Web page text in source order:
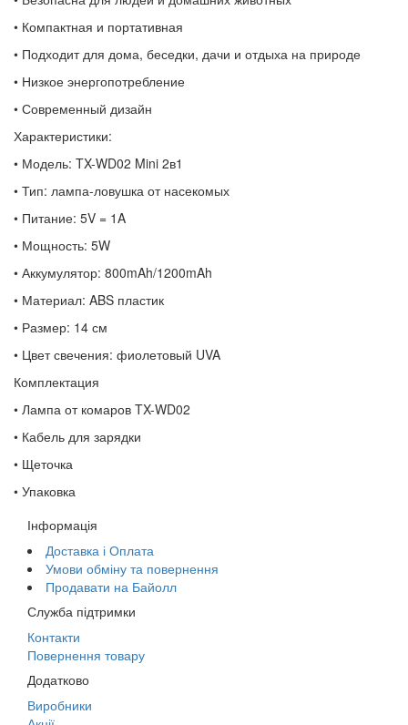
• Компактная и портативная
• Подходит для дома, беседки, дачи и отдыха на природе
• Низкое энергопотребление
• Современный дизайн
Характеристики:
• Модель: TX-WD02 Mini 2в1
• Тип: лампа-ловушка от насекомых
• Питание: 5V = 1A
• Мощность: 5W
• Аккумулятор: 800mAh/1200mAh
• Материал: ABS пластик
• Размер: 14 см
• Цвет свечения: фиолетовый UVA
Комплектация
• Лампа от комаров TX-WD02
• Кабель для зарядки
• Щеточка
• Упаковка
Інформація
Доставка і Оплата
Умови обміну та повернення
Продавати на Байолл
Служба підтримки
Контакти
Повернення товару
Додатково
Виробники